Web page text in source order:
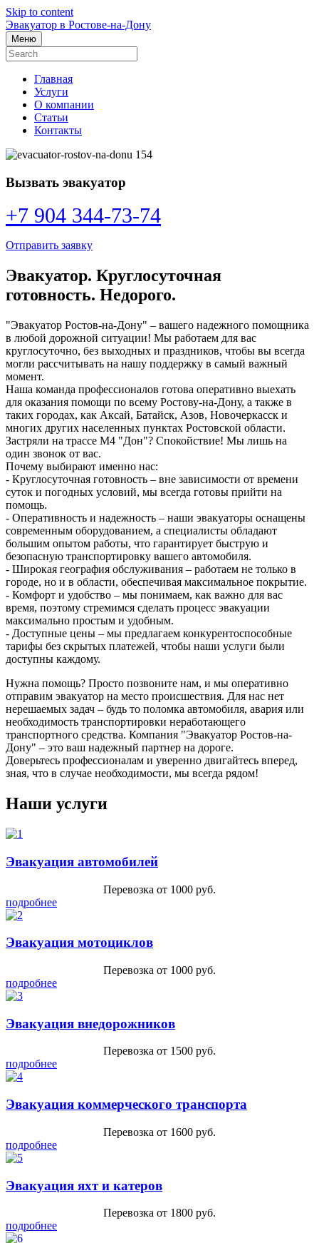
Skip to content
Эвакуатор в Ростове-на-Дону
Меню
Главная
Услуги
О компании
Статьи
Контакты
Вызвать эвакуатор
+7 904 344-73-74
Отправить заявку
Эвакуатор. Круглосуточная
готовность. Недорого.
"Эвакуатор Ростов-на-Дону" – вашего надежного помощника
в любой дорожной ситуации! Мы работаем для вас
круглосуточно, без выходных и праздников, чтобы вы всегда
могли рассчитывать на нашу поддержку в самый важный
момент.
Наша команда профессионалов готова оперативно выехать
для оказания помощи по всему Ростову-на-Дону, а также в
таких городах, как Аксай, Батайск, Азов, Новочеркасск и
многих других населенных пунктах Ростовской области.
Застряли на трассе М4 "Дон"? Спокойствие! Мы лишь на
один звонок от вас.
Почему выбирают именно нас:
- Круглосуточная готовность – вне зависимости от времени
суток и погодных условий, мы всегда готовы прийти на
помощь.
- Оперативность и надежность – наши эвакуаторы оснащены
современным оборудованием, а специалисты обладают
большим опытом работы, что гарантирует быструю и
безопасную транспортировку вашего автомобиля.
- Широкая география обслуживания – работаем не только в
городе, но и в области, обеспечивая максимальное покрытие.
- Комфорт и удобство – мы понимаем, как важно для вас
время, поэтому стремимся сделать процесс эвакуации
максимально простым и удобным.
- Доступные цены – мы предлагаем конкурентоспособные
тарифы без скрытых платежей, чтобы наши услуги были
доступны каждому.
Нужна помощь? Просто позвоните нам, и мы оперативно
отправим эвакуатор на место происшествия. Для нас нет
нерешаемых задач – будь то поломка автомобиля, авария или
необходимость транспортировки неработающего
транспортного средства. Компания "Эвакуатор Ростов-на-
Дону" – это ваш надежный партнер на дороге.
Доверьтесь профессионалам и уверенно двигайтесь вперед,
зная, что в случае необходимости, мы всегда рядом!
Наши услуги
Эвакуация автомобилей
Перевозка от 1000 руб.
подробнее
Эвакуация мотоциклов
Перевозка от 1000 руб.
подробнее
Эвакуация внедорожников
Перевозка от 1500 руб.
подробнее
Эвакуация коммерческого транспорта
Перевозка от 1600 руб.
подробнее
Эвакуация яхт и катеров
Перевозка от 1800 руб.
подробнее